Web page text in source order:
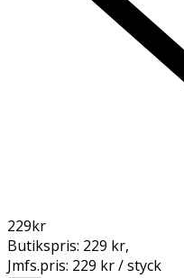
229kr
Butikspris: 229 kr,
Jmfs.pris: 229 kr / styck